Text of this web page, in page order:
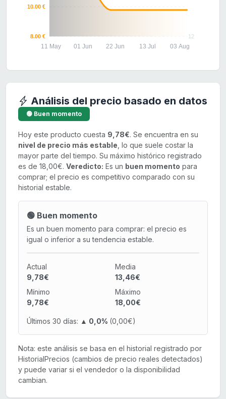
12
10.00 €
8.00 €
11 May 01 Jun 22 Jun 13 Jul 03 Aug
Análisis del precio basado en datos
🟢 Buen momento
Hoy este producto cuesta 9,78€. Se encuentra en su
nivel de precio más estable , lo que suele costar la
mayor parte del tiempo. Su máximo histórico registrado
es de 18,00€. Veredicto: Es un buen momento para
comprar; el precio es competitivo comparado con su
historial estable.
🟢 Buen momento
Es un buen momento para comprar: el precio es
igual o inferior a su tendencia estable.
Actual
9,78€
Media
13,46€
Mínimo
9,78€
Máximo
18,00€
Últimos 30 días: ▲ 0,0% (0,00€)
Nota: este análisis se basa en el historial registrado por
HistorialPrecios (cambios de precio reales detectados)
y puede variar si el vendedor o la disponibilidad
cambian.